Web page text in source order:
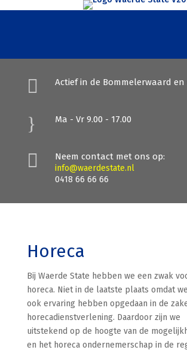
 Actief in de Bommelerwaard
} Ma - Vr 9.00 - 17.00
 Neem contact met ons op:
info@waerdestate.nl
0418 66 66 66
Horeca
Bij Waerde State hebben we een zwak
horeca. Niet in de laatste plaats omdat
ook ervaring hebben opgedaan in de
horecadienstverlening. Daardoor zijn we
uitstekend op de hoogte van de
en het horeca ondernemerschap in de